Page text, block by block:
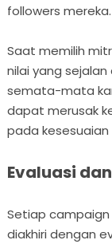
followers mereka.
Saat memilih
nilai yang
semata-mata
dapat merusak
pada kesesuaian
Evaluasi
Setiap campaign
diakhiri dengan